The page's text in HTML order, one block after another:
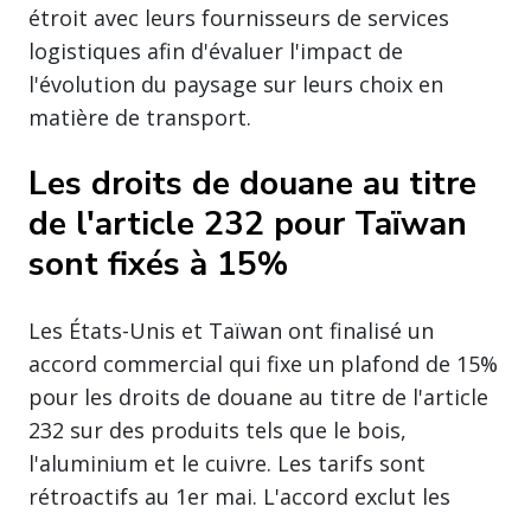
étroit avec leurs fournisseurs de services
logistiques afin d'évaluer l'impact de
l'évolution du paysage sur leurs choix en
matière de transport.
Les droits de douane au titre
de l'article 232 pour Taïwan
sont fixés à 15%
Les États-Unis et Taïwan ont finalisé un
accord commercial qui fixe un plafond de 15%
pour les droits de douane au titre de l'article
232 sur des produits tels que le bois,
l'aluminium et le cuivre. Les tarifs sont
rétroactifs au 1er mai. L'accord exclut les